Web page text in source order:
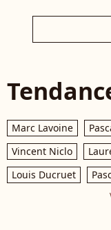
Marc Lavoine
Vincent Niclo
Louis Ducruet